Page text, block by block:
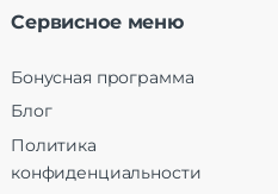
Сервисное меню
Бонусная программа
Блог
Политика
конфиденциальности